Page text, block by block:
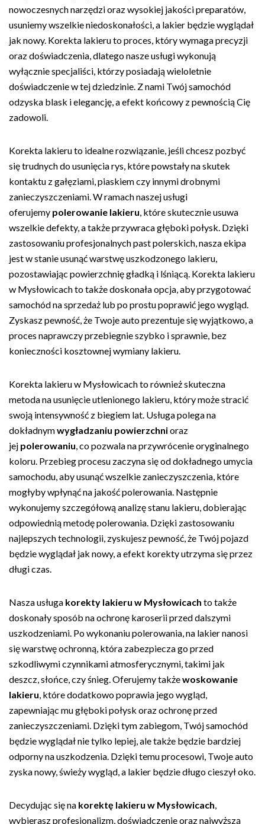
nowoczesnych narzędzi oraz wysokiej jakości preparatów,
usuniemy wszelkie niedoskonałości, a lakier będzie wyglądał
jak nowy. Korekta lakieru to proces, który wymaga precyzji
oraz doświadczenia, dlatego nasze usługi wykonują
wyłącznie specjaliści, którzy posiadają wieloletnie
doświadczenie w tej dziedzinie. Z nami Twój samochód
odzyska blask i elegancję, a efekt końcowy z pewnością Cię
zadowoli.
Korekta lakieru to idealne rozwiązanie, jeśli chcesz pozbyć
się trudnych do usunięcia rys, które powstały na skutek
kontaktu z gałęziami, piaskiem czy innymi drobnymi
zanieczyszczeniami. W ramach naszej usługi
oferujemy polerowanie lakieru, które skutecznie usuwa
wszelkie defekty, a także przywraca głęboki połysk. Dzięki
zastosowaniu profesjonalnych past polerskich, nasza ekipa
jest w stanie usunąć warstwę uszkodzonego lakieru,
pozostawiając powierzchnię gładką i lśniącą. Korekta lakieru
w Mysłowicach to także doskonała opcja, aby przygotować
samochód na sprzedaż lub po prostu poprawić jego wygląd.
Zyskasz pewność, że Twoje auto prezentuje się wyjątkowo, a
proces naprawczy przebiegnie szybko i sprawnie, bez
konieczności kosztownej wymiany lakieru.
Korekta lakieru w Mysłowicach to również skuteczna
metoda na usunięcie utlenionego lakieru, który może stracić
swoją intensywność z biegiem lat. Usługa polega na
dokładnymwygładzaniu powierzchnioraz
jej polerowaniu, co pozwala na przywrócenie oryginalnego
koloru. Przebieg procesu zaczyna się od dokładnego umycia
samochodu, aby usunąć wszelkie zanieczyszczenia, które
mogłyby wpłynąć na jakość polerowania. Następnie
wykonujemy szczegółową analizę stanu lakieru, dobierając
odpowiednią metodę polerowania. Dzięki zastosowaniu
najlepszych technologii, zyskujesz pewność, że Twój pojazd
będzie wyglądał jak nowy, a efekt korekty utrzyma się przez
długi czas.
Nasza usługa korekty lakieru w Mysłowicach to także
doskonały sposób na ochronę karoserii przed dalszymi
uszkodzeniami. Po wykonaniu polerowania, na lakier nanosi
się warstwę ochronną, która zabezpiecza go przed
szkodliwymi czynnikami atmosferycznymi, takimi jak
deszcz, słońce, czy śnieg. Oferujemy takżewoskowanie
lakieru, które dodatkowo poprawia jego wygląd,
zapewniając mu głęboki połysk oraz ochronę przed
zanieczyszczeniami. Dzięki tym zabiegom, Twój samochód
będzie wyglądał nie tylko lepiej, ale także będzie bardziej
odporny na uszkodzenia. Dzięki temu procesowi, Twoje auto
zyska nowy, świeży wygląd, a lakier będzie długo cieszył oko.
Decydując się na korektę lakieru w Mysłowicach,
wybierasz profesjonalizm, doświadczenie oraz najwyższą